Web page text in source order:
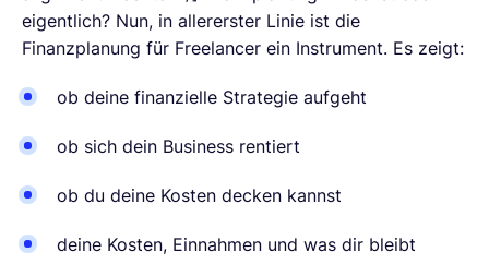
eigentlich? Nun, in allererster Linie ist die
Finanzplanung für Freelancer ein Instrument. Es zeigt:
ob deine finanzielle Strategie aufgeht
ob sich dein Business rentiert
ob du deine Kosten decken kannst
deine Kosten, Einnahmen und was dir bleibt